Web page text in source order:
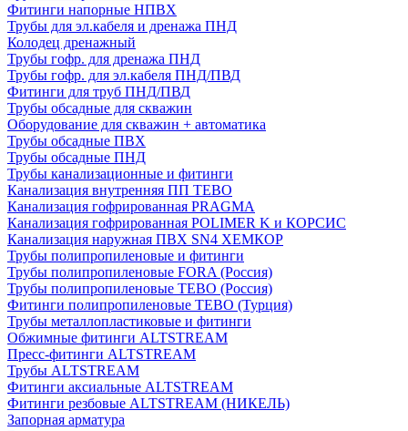
Фитинги напорные НПВХ
Трубы для эл.кабеля и дренажа ПНД
Колодец дренажный
Трубы гофр. для дренажа ПНД
Трубы гофр. для эл.кабеля ПНД/ПВД
Фитинги для труб ПНД/ПВД
Трубы обсадные для скважин
Оборудование для скважин + автоматика
Трубы обсадные ПВХ
Трубы обсадные ПНД
Трубы канализационные и фитинги
Канализация внутренняя ПП TEBO
Канализация гофрированная PRAGMA
Канализация гофрированная POLIMER K и КОРСИС
Канализация наружная ПВХ SN4 ХЕМКОР
Трубы полипропиленовые и фитинги
Трубы полипропиленовые FORA (Россия)
Трубы полипропиленовые TEBO (Россия)
Фитинги полипропиленовые TEBO (Турция)
Трубы металлопластиковые и фитинги
Обжимные фитинги ALTSTREAM
Пресс-фитинги ALTSTREAM
Трубы ALTSTREAM
Фитинги аксиальные ALTSTREAM
Фитинги резбовые ALTSTREAM (НИКЕЛЬ)
Запорная арматура